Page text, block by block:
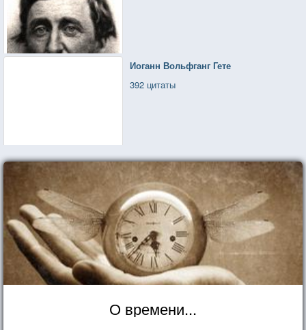
Иоганн Вольфганг Гете
392 цитаты
О времени...